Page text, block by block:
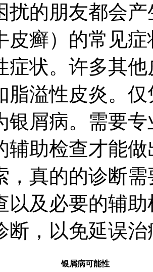
扰的朋友都会
皮癣）的常见
症状。许多其
脂溢性皮炎。
银屑病。需要
辅助检查才能
，真的的诊断
以及必要的辅
断，以免延误治
银屑病可能性